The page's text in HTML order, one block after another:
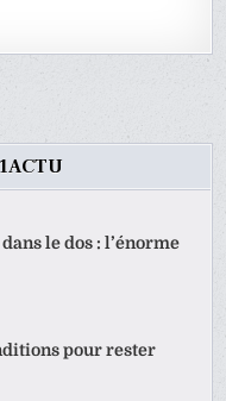
le dos : l’énorme
pour rester